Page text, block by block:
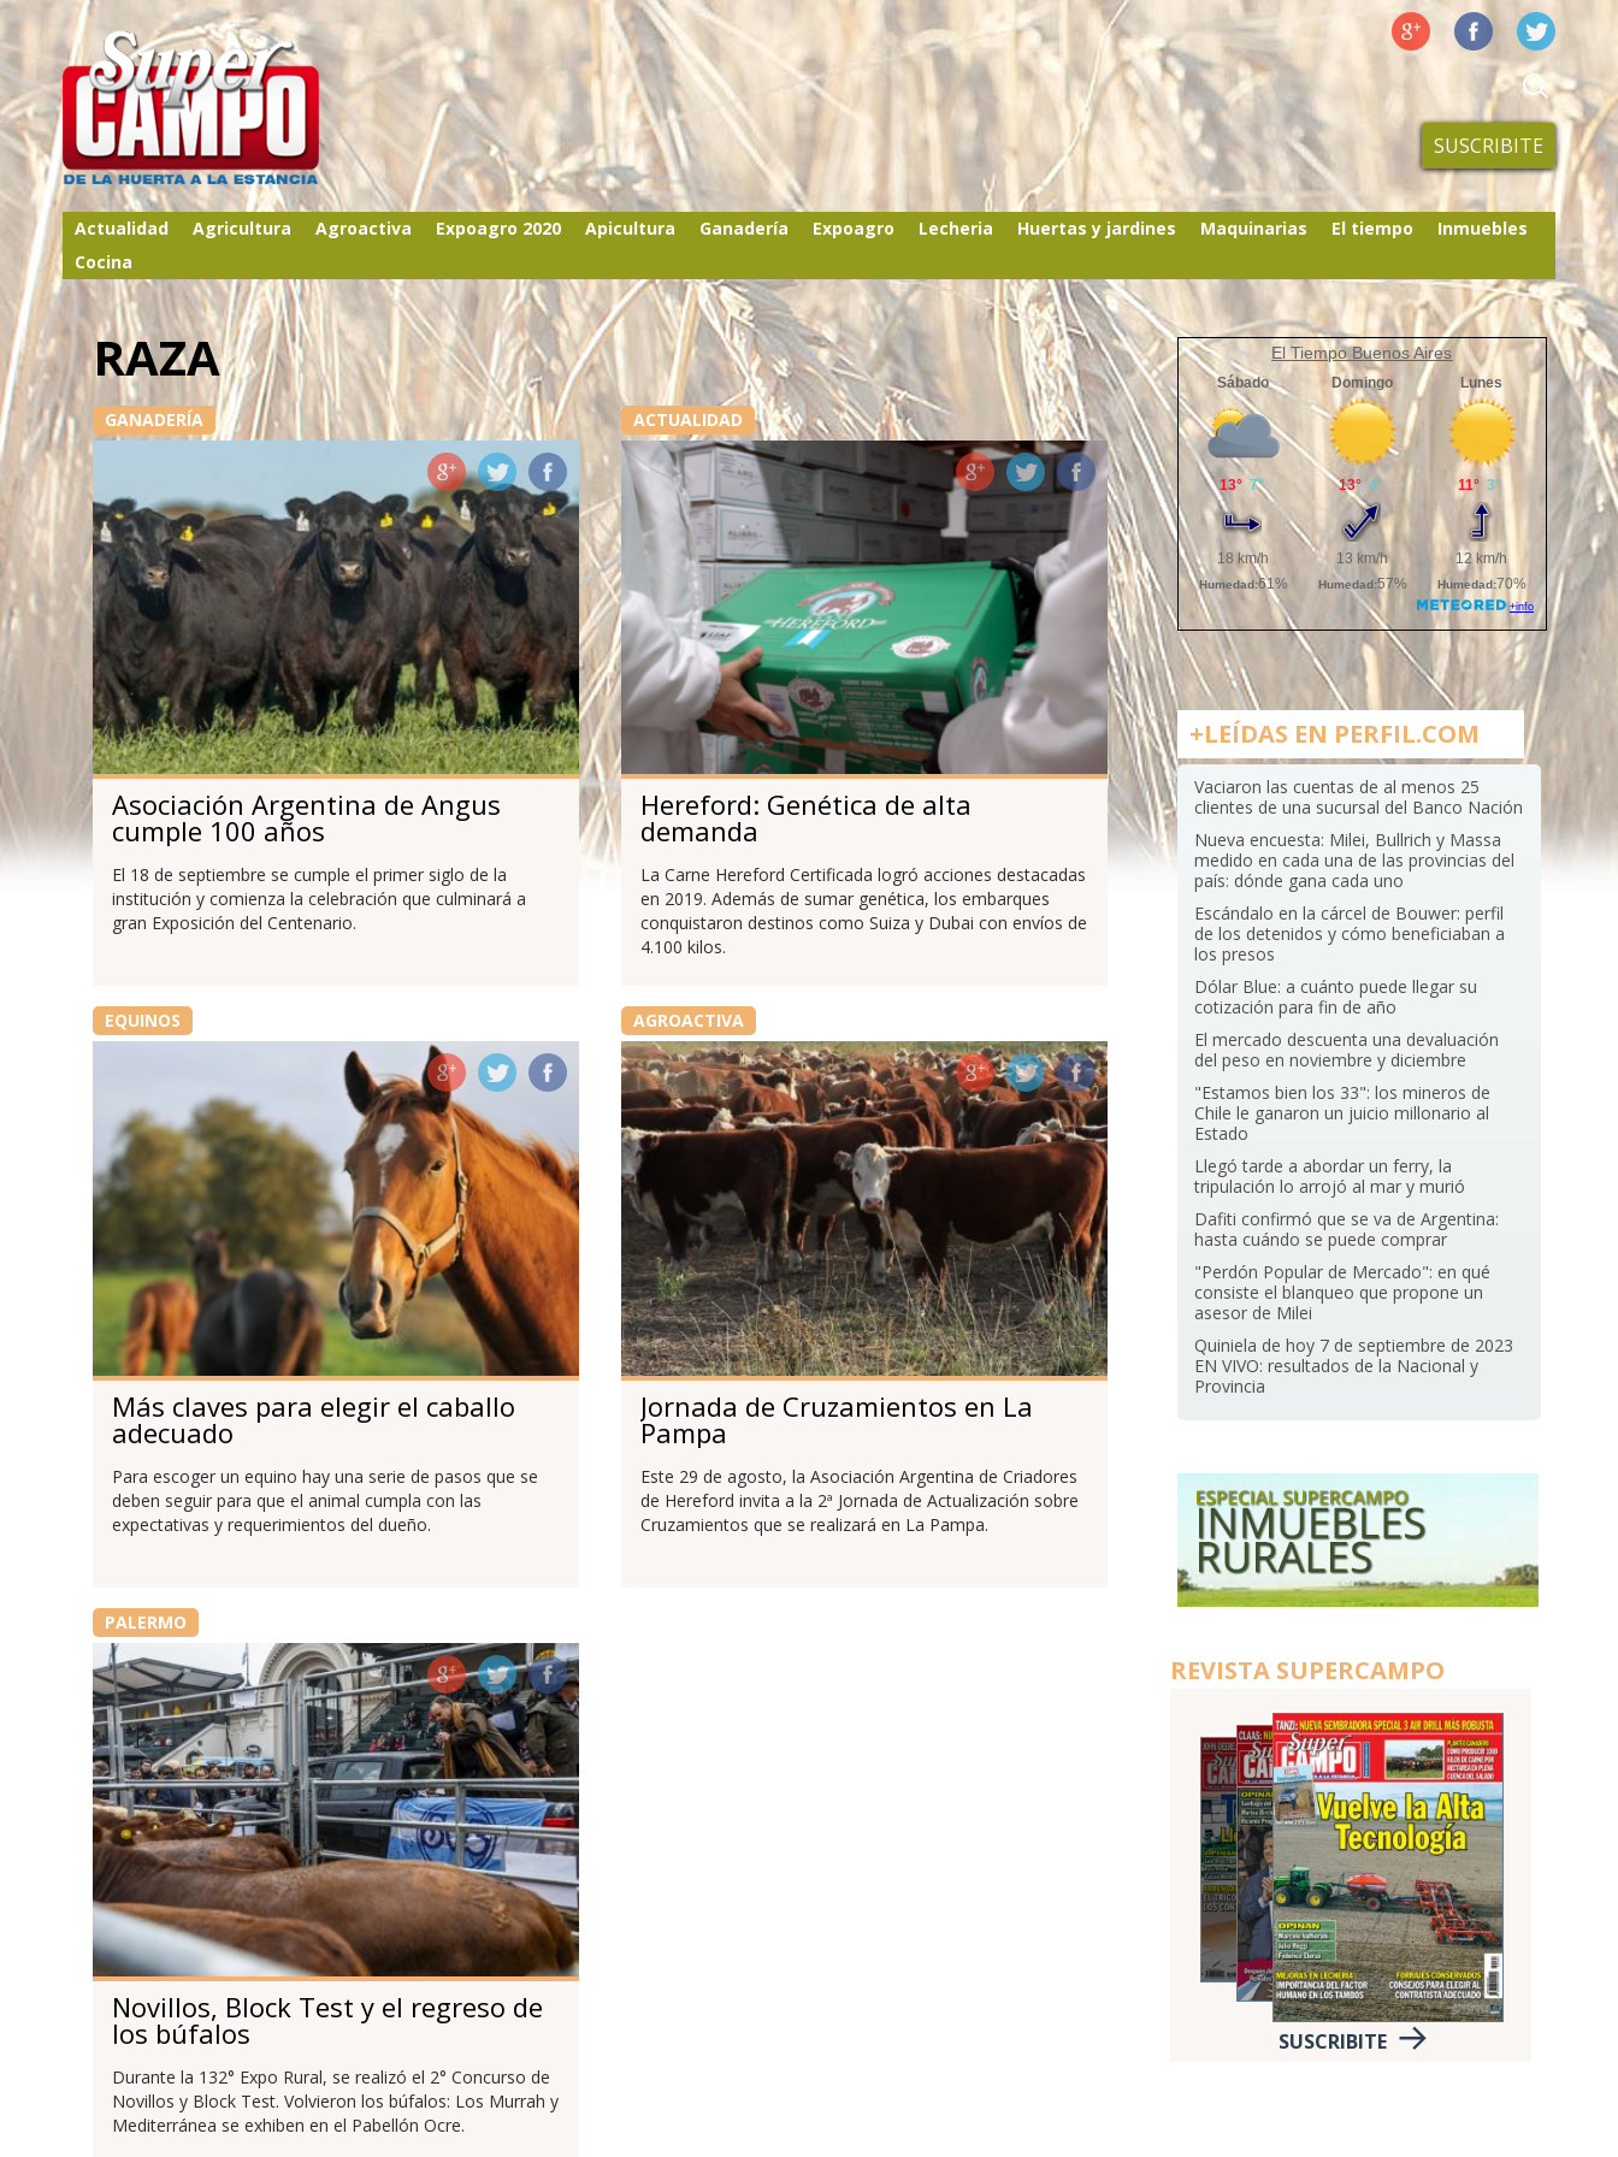
SUSCRIBITE
Actualidad Agricultura Agroactiva Expoagro 2020 Apicultura Ganadería Expoagro Lecheria Huertas y jardines Maquinarias El tiempo
Inmuebles
Cocina
RAZA
GANADERÍA
Asociación Argentina de Angus
cumple 100 años
El 18 de septiembre se cumple el primer siglo de la
institución y comienza la celebración que culminará a
gran Exposición del Centenario.
ACTUALIDAD
Hereford: Genética de alta
demanda
La Carne Hereford Certificada logró acciones destacadas
en 2019. Además de sumar genética, los embarques
conquistaron destinos como Suiza y Dubai con envíos de
4.100 kilos.
EQUINOS
Más claves para elegir el caballo
adecuado
Para escoger un equino hay una serie de pasos que se
deben seguir para que el animal cumpla con las
expectativas y requerimientos del dueño.
AGROACTIVA
Jornada de Cruzamientos en La
Pampa
Este 29 de agosto, la Asociación Argentina de Criadores
de Hereford invita a la 2ª Jornada de Actualización sobre
Cruzamientos que se realizará en La Pampa.
PALERMO
Novillos, Block Test y el regreso de
los búfalos
Durante la 132° Expo Rural, se realizó el 2° Concurso de
Novillos y Block Test. Volvieron los búfalos: Los Murrah y
Mediterránea se exhiben en el Pabellón Ocre.
El Tiempo Buenos Aires
+LEÍDAS EN PERFIL.COM
Vaciaron las cuentas de al menos 25
clientes de una sucursal del Banco Nación
Nueva encuesta: Milei, Bullrich y Massa
medido en cada una de las provincias del
país: dónde gana cada uno
Escándalo en la cárcel de Bouwer: perfil
de los detenidos y cómo beneficiaban a
los presos
Dólar Blue: a cuánto puede llegar su
cotización para fin de año
El mercado descuenta una devaluación
del peso en noviembre y diciembre
"Estamos bien los 33": los mineros de
Chile le ganaron un juicio millonario al
Estado
Llegó tarde a abordar un ferry, la
tripulación lo arrojó al mar y murió
Dafiti confirmó que se va de Argentina:
hasta cuándo se puede comprar
"Perdón Popular de Mercado": en qué
consiste el blanqueo que propone un
asesor de Milei
Quiniela de hoy 7 de septiembre de 2023
EN VIVO: resultados de la Nacional y
Provincia
REVISTA SUPERCAMPO
SUSCRIBITE